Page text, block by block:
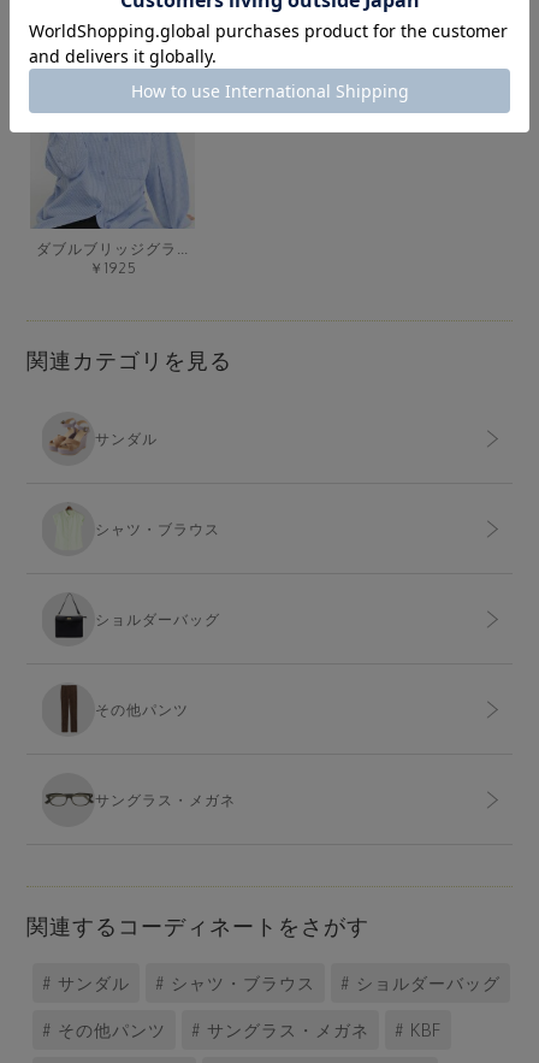
ダブルブリッジグラス
￥1925
関連カテゴリを見る
サンダル
シャツ・ブラウス
ショルダーバッグ
その他パンツ
サングラス・メガネ
関連するコーディネートをさがす
# サンダル # シャツ・ブラウス # ショルダーバッグ
# その他パンツ # サングラス・メガネ # KBF